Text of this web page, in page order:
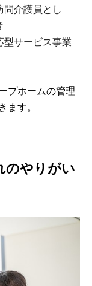
介護員とし
サービス事業
プホームの管理
ます。
のやりがい